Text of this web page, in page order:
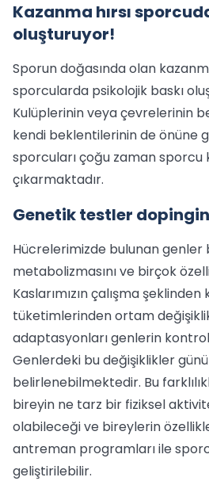
Kazanma hırsı
oluşturuyor!
Sporun doğasında olan
sporcularda psikolojik baskı
Kulüplerinin veya çevrelerinin
kendi beklentilerinin de önüne
sporcuları çoğu zaman sporcu
çıkarmaktadır.
Genetik testler
Hücrelerimizde bulunan genler
metabolizmasını ve birçok
Kaslarımızın çalışma şeklinden
tüketimlerinden ortam
adaptasyonları genlerin
Genlerdeki bu değişiklikler
belirlenebilmektedir. Bu
bireyin ne tarz bir fiziksel
olabileceği ve bireylerin
antreman programları ile
geliştirilebilir.